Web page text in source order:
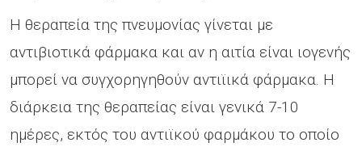
Η θεραπεία της πνευμονίας γίνεται με
αντιβιοτικά φάρμακα και αν η αιτία είναι ιογενής
μπορεί να συγχορηγηθούν αντιϊικά φάρμακα. Η
διάρκεια της θεραπείας είναι γενικά 7-10
ημέρες, εκτός του αντιϊκού φαρμάκου το οποίο